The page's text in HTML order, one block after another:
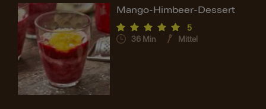
Mango-Himbeer-Dessert
5
36 Min Mittel